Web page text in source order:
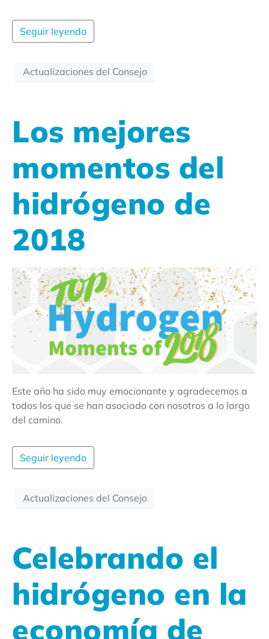
Seguir leyendo
Actualizaciones del Consejo
Los mejores
momentos del
hidrógeno de
2018
Este año ha sido muy emocionante y agradecemos a
todos los que se han asociado con nosotros a lo largo
del camino.
Seguir leyendo
Actualizaciones del Consejo
Celebrando el
hidrógeno en la
economía de